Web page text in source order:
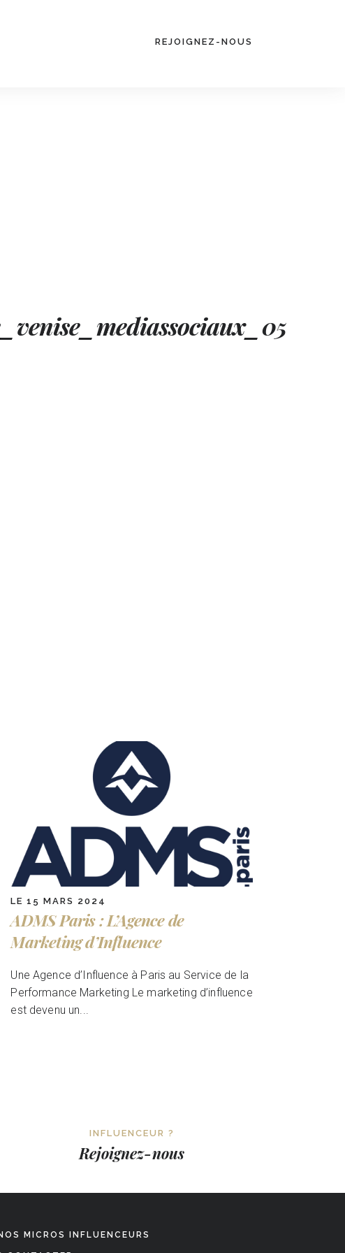
REJOIGNEZ-NOUS
LE 15 MARS 2024
ADMS Paris : L’Agence de
Marketing d’Influence
Une Agence d’Influence à Paris au Service de la
Performance Marketing Le marketing d’influence
est devenu un...
INFLUENCEUR ?
Rejoignez-nous
MICROS INFLUENCEURS